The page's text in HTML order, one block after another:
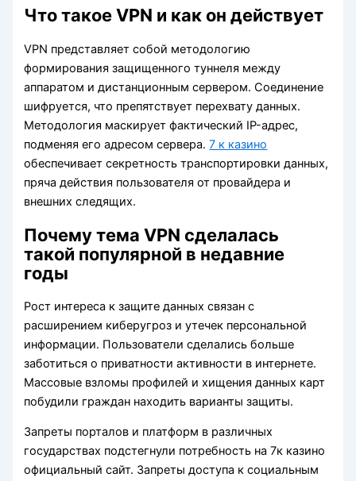
Что такое VPN и как он действует
VPN представляет собой методологию
формирования защищенного туннеля между
аппаратом и дистанционным сервером. Соединение
шифруется, что препятствует перехвату данных.
Методология маскирует фактический IP-адрес,
подменяя его адресом сервера.7 к казино
обеспечивает секретность транспортировки данных,
пряча действия пользователя от провайдера и
внешних следящих.
Почему тема VPN сделалась
такой популярной в недавние
годы
Рост интереса к защите данных связан с
расширением киберугроз и утечек персональной
информации. Пользователи сделались больше
заботиться о приватности активности в интернете.
Массовые взломы профилей и хищения данных карт
побудили граждан находить варианты защиты.
Запреты порталов и платформ в различных
государствах подстегнули потребность на 7к казино
официальный сайт. Запреты доступа к социальным